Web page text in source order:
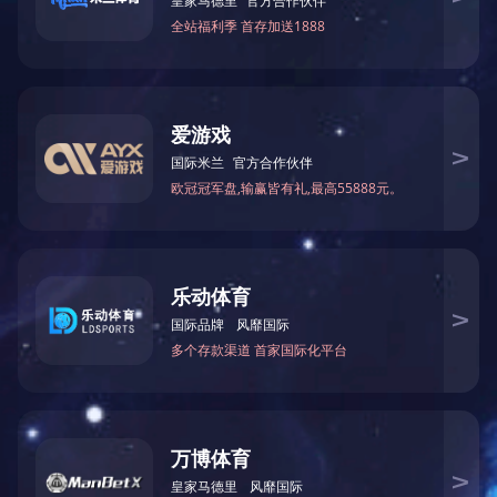
活动伊始，全员在讲解员带领下参观甘棠镜鉴、密符
列、场景复原系统展示运河沿线的廉政历史，“天下第一廉
当代反腐倡廉成果。触目惊心的腐败案例与违纪违法者的
忏悔录，让大家深刻认识到“清廉是福、贪腐是祸”的道理。
随后，全员在通州第一党支部雕塑前列队，面向党旗，
重温入党誓词，庄严宣誓要永葆清正廉洁的政治本色，时